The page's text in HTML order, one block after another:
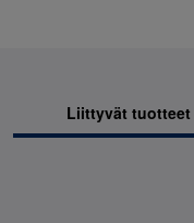
Liittyvät tuotteet